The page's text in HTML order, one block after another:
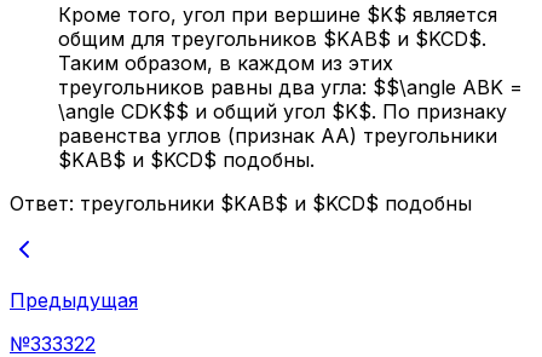
Кроме того, угол при вершине $K$ является
общим для треугольников $KAB$ и $KCD$.
Таким образом, в каждом из этих
треугольников равны два угла: $$\angle ABK =
\angle CDK$$ и общий угол $K$. По признаку
равенства углов (признак AA) треугольники
$KAB$ и $KCD$ подобны.
Ответ: треугольники $KAB$ и $KCD$ подобны
Предыдущая
№333322